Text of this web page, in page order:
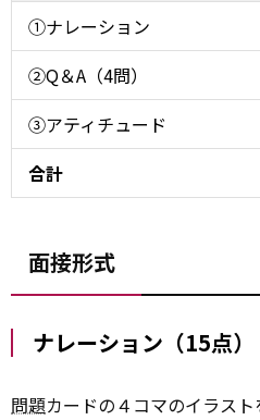
①ナレーション
②Q＆A（4問）
③アティチュード
合計
面接形式
ナレーション（15点）
問題カードの４コマのイラス